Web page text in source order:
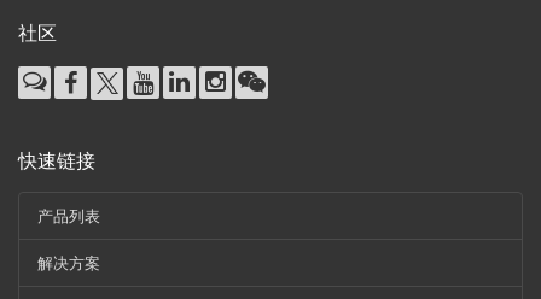
社区
快速链接
产品列表
解决方案